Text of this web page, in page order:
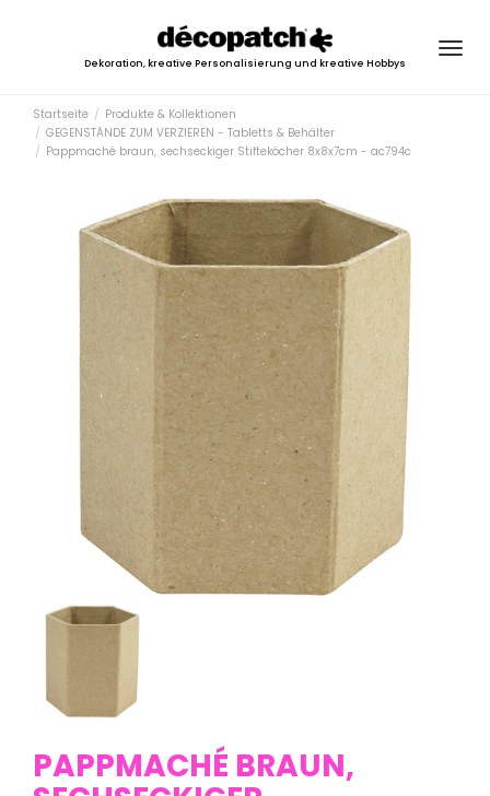
Dekoration, kreative Personalisierung und kreative Hobbys
Startseite
Produkte & Kollektionen
GEGENSTÄNDE ZUM VERZIEREN - Tabletts & Behälter
Pappmaché braun, sechseckiger Stifteköcher 8x8x7cm - ac794c
PAPPMACHÉ BRAUN,